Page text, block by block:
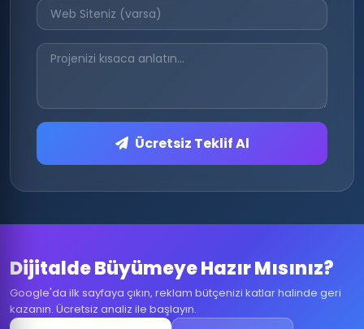
Ücretsiz Teklif Al
Dijitalde Büyümeye Hazır Mısınız?
Google'da ilk sayfaya çıkın, reklam bütçenizi katlar halinde geri
kazanın. Ücretsiz analiz ile başlayın.